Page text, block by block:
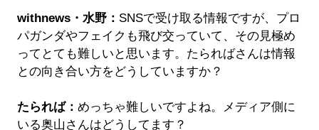
withnews・水野： SNSで受け取る情報ですが、プロ
パガンダやフェイクも飛び交っていて、その見極め
ってとても難しいと思います。たらればさんは情報
との向き合い方をどうしていますか？
たられば： めっちゃ難しいですよね。メディア側に
いる奥山さんはどうしてます？